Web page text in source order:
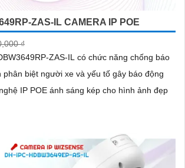
ZAS-IL CAMERA IP POE
₫
ZAS-IL có chức năng chống báo
phân biệt người xe và yếu tố gây báo động